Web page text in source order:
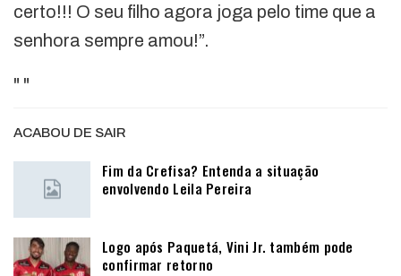
certo!!! O seu filho agora joga pelo time que a
senhora sempre amou!”.
" "
ACABOU DE SAIR
Fim da Crefisa? Entenda a situação
envolvendo Leila Pereira
Logo após Paquetá, Vini Jr. também pode
confirmar retorno